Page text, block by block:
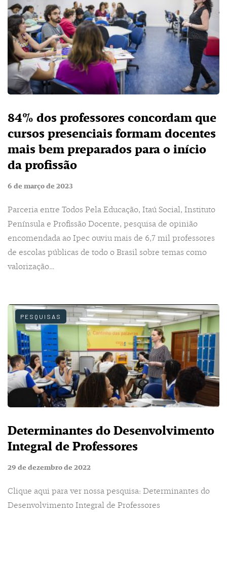
84% dos professores concordam que
cursos presenciais formam docentes
mais bem preparados para o início
da profissão
6 de março de 2023
Parceria entre Todos Pela Educação, Itaú Social, Instituto
Península e Profissão Docente, pesquisa de opinião
encomendada ao Ipec ouviu mais de 6,7 mil professores
de escolas públicas de todo o Brasil sobre temas como
valorização…
PESQUISAS
Determinantes do Desenvolvimento
Integral de Professores
29 de dezembro de 2022
Clique aqui para ver nossa pesquisa: Determinantes do
Desenvolvimento Integral de Professores